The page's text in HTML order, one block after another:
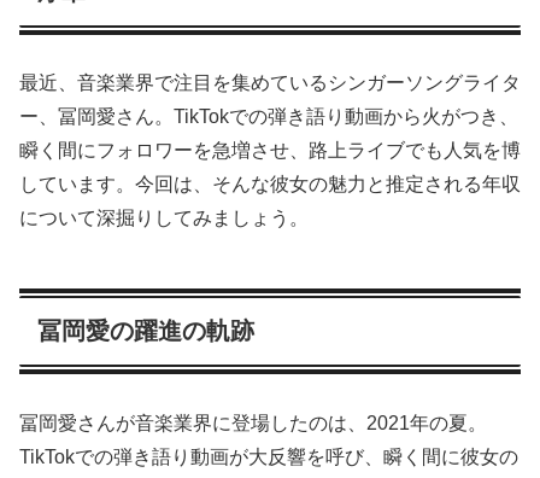
最近、音楽業界で注目を集めているシンガーソングライタ
ー、冨岡愛さん。TikTokでの弾き語り動画から火がつき、
瞬く間にフォロワーを急増させ、路上ライブでも人気を博
しています。今回は、そんな彼女の魅力と推定される年収
について深掘りしてみましょう。
冨岡愛の躍進の軌跡
冨岡愛さんが音楽業界に登場したのは、2021年の夏。
TikTokでの弾き語り動画が大反響を呼び、瞬く間に彼女の